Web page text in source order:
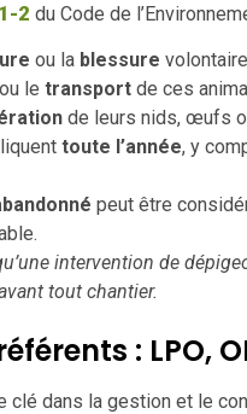
2 du Code de
ou la blessure
ou le transport de ces
de leurs nids, œufs
toute l’année, y
peut être
intervention de
tout chantier.
: LPO,
clé dans la gestion et le